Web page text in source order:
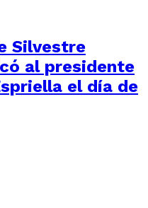
Silvestre
al presidente
el día de